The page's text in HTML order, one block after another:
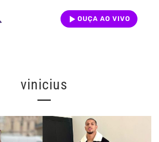
OUÇA AO VIVO
vinicius